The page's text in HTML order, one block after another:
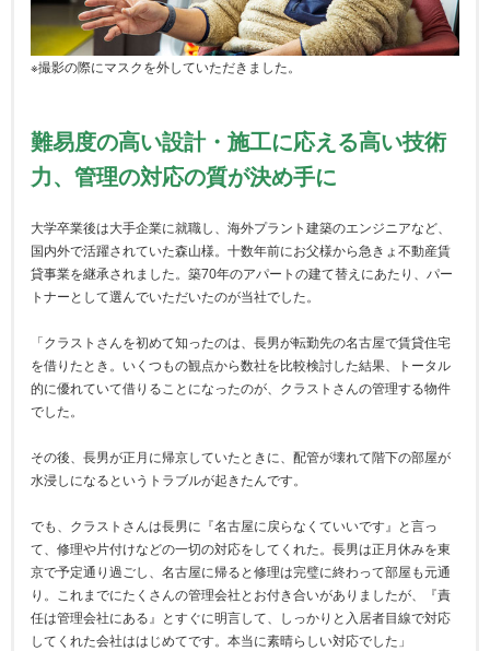
※撮影の際にマスクを外していただきました。
難易度の高い設計・施工に応える高い技術
力、管理の対応の質が決め手に
大学卒業後は大手企業に就職し、海外プラント建築のエンジニアなど、
国内外で活躍されていた森山様。十数年前にお父様から急きょ不動産賃
貸事業を継承されました。築70年のアパートの建て替えにあたり、パー
トナーとして選んでいただいたのが当社でした。
「クラストさんを初めて知ったのは、長男が転勤先の名古屋で賃貸住宅
を借りたとき。いくつもの観点から数社を比較検討した結果、トータル
的に優れていて借りることになったのが、クラストさんの管理する物件
でした。
その後、長男が正月に帰京していたときに、配管が壊れて階下の部屋が
水浸しになるというトラブルが起きたんです。
でも、クラストさんは長男に『名古屋に戻らなくていいです』と言っ
て、修理や片付けなどの一切の対応をしてくれた。長男は正月休みを東
京で予定通り過ごし、名古屋に帰ると修理は完璧に終わって部屋も元通
り。これまでにたくさんの管理会社とお付き合いがありましたが、『責
任は管理会社にある』とすぐに明言して、しっかりと入居者目線で対応
してくれた会社ははじめてです。本当に素晴らしい対応でした」